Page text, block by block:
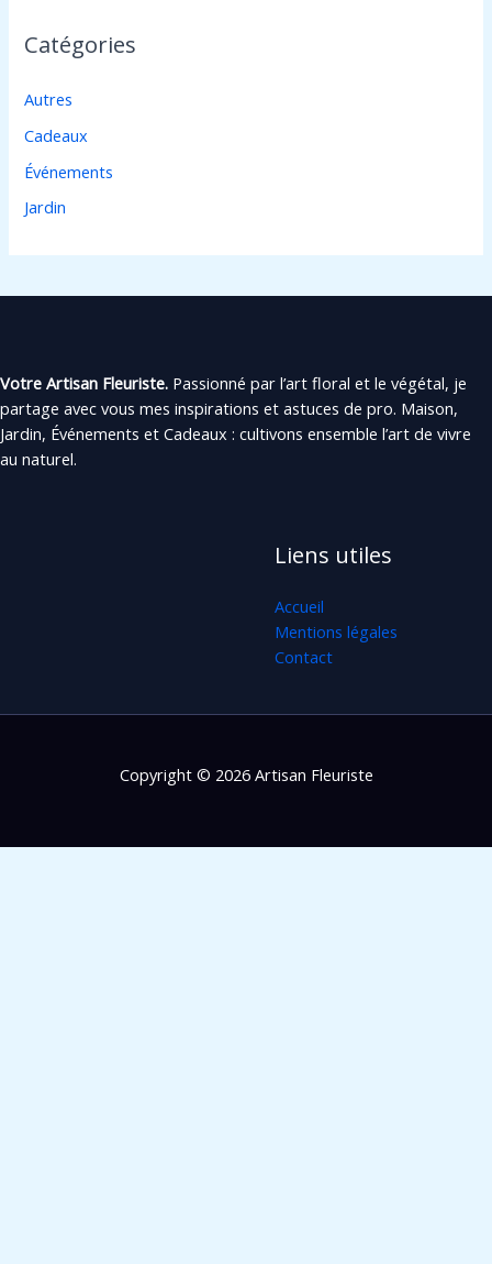
Catégories
Autres
Cadeaux
Événements
Jardin
Votre Artisan Fleuriste. Passionné par l’art floral et le végétal, je
partage avec vous mes inspirations et astuces de pro. Maison,
Jardin, Événements et Cadeaux : cultivons ensemble l’art de vivre
au naturel.
Liens utiles
Accueil
Mentions légales
Contact
Copyright © 2026 Artisan Fleuriste